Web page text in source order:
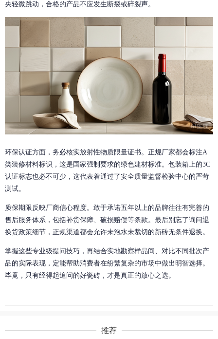
央轻微跳动，合格的产品不应发生断裂或碎裂声。
环保认证方面，务必核实放射性物质限量证书。正规厂家都会标注A
类装修材料标识，这是国家强制要求的绿色建材标准。包装箱上的3C
认证标志也必不可少，这代表着通过了安全质量监督检验中心的严苛
测试。
质保期限反映厂商信心程度。敢于承诺五年以上的品牌往往有完善的
售后服务体系，包括补货保障、破损赔偿等条款。最后别忘了询问退
换货政策细节，正规渠道都会允许未泡水未裁切的新砖无条件退换。
掌握这些专业级提问技巧，再结合实地勘察样品间、对比不同批次产
品的实际表现，定能帮助消费者在纷繁复杂的市场中做出明智选择。
毕竟，只有经得起追问的好瓷砖，才是真正的放心之选。
推荐